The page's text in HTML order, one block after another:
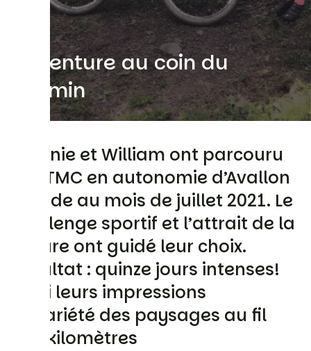
L'aventure au coin du
chemin
Virginie et William ont parcouru
la GTMC en autonomie d’Avallon
à Agde au mois de juillet 2021. Le
challenge sportif et l’attrait de la
nature ont guidé leur choix.
Résultat : quinze jours intenses!
Voici leurs impressions
La variété des paysages au fil
des kilomètres